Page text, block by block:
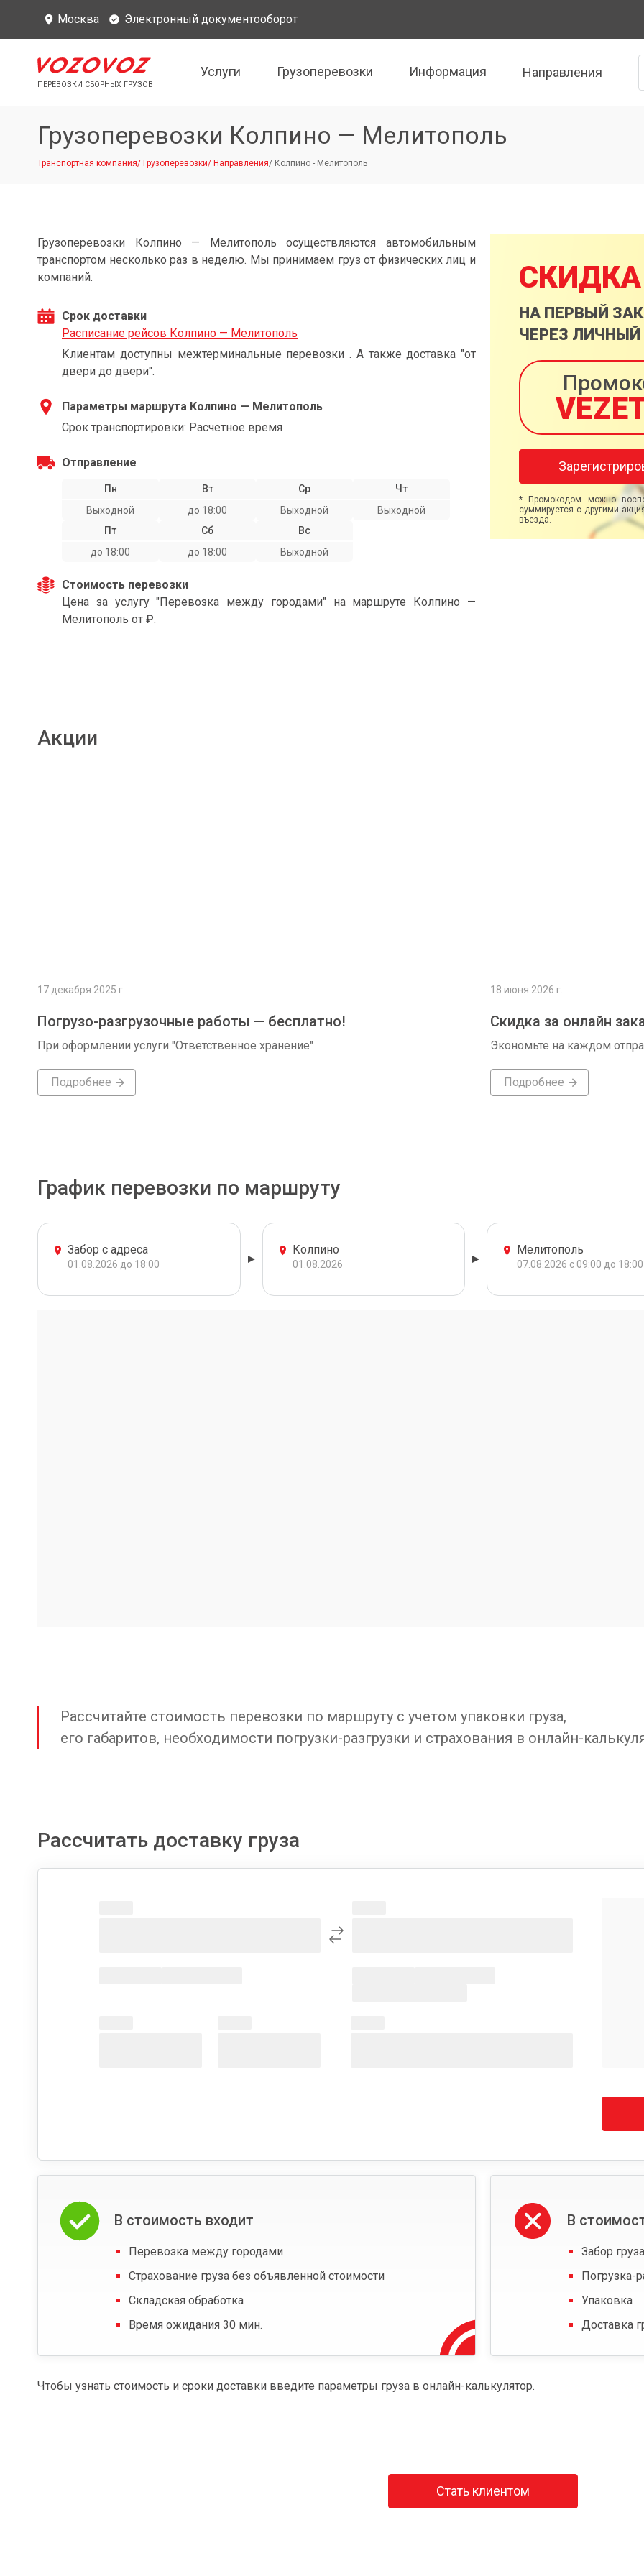
Москва Электронный документооборот
ПЕРЕВОЗКИ СБОРНЫХ ГРУЗОВ
Услуги Грузоперевозки Информация Направления
Грузоперевозки Колпино — Мелитополь
Транспортная компания/ Грузоперевозки/ Направления/ Колпино - Мелитополь
Грузоперевозки Колпино — Мелитополь осуществляются автомобильным
транспортом несколько раз в неделю. Мы принимаем груз от физических лиц и
компаний.
Срок доставки
Расписание рейсов Колпино — Мелитополь
Клиентам доступны межтерминальные перевозки . А также доставка "от
двери до двери".
Параметры маршрута Колпино — Мелитополь
Срок транспортировки: Расчетное время
Отправление
Пн
Выходной
Вт
до 18:00
Ср
Выходной
Чт
Выходной
Пт
до 18:00
Сб
до 18:00
Вс
Выходной
Стоимость перевозки
Цена за услугу "Перевозка между городами" на маршруте Колпино —
Мелитополь от ₽.
СКИДКА
НА ПЕРВЫЙ
ЧЕРЕЗ ЛИЧНЫЙ
* Промокодом можно
суммируется с другими
въезда.
Акции
17 декабря 2025 г.
Погрузо-разгрузочные работы — бесплатно!
При оформлении услуги "Ответственное хранение"
Подробнее
18 июня 2026 г.
Скидка за онлайн
Экономьте на каждом
Подробнее
График перевозки по маршруту
Забор с адреса
01.08.2026 до 18:00
Колпино
01.08.2026
Мелитополь
07.08.2026 с 09:00 до 18:00
Рассчитайте стоимость перевозки по маршруту с учетом упаковки груза,
его габаритов, необходимости погрузки-разгрузки и страхования в онлайн-
Рассчитать доставку груза
В стоимость входит
Перевозка между городами
Страхование груза без объявленной стоимости
Складская обработка
Время ожидания 30 мин.
В
Забор
Погрузка-
Упаковка
Доставка
Чтобы узнать стоимость и сроки доставки введите параметры груза в онлайн-калькулятор.
Стать клиентом